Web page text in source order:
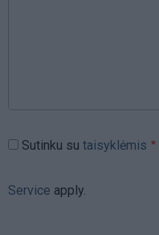
Sutinku su taisyklėmis
Service apply.